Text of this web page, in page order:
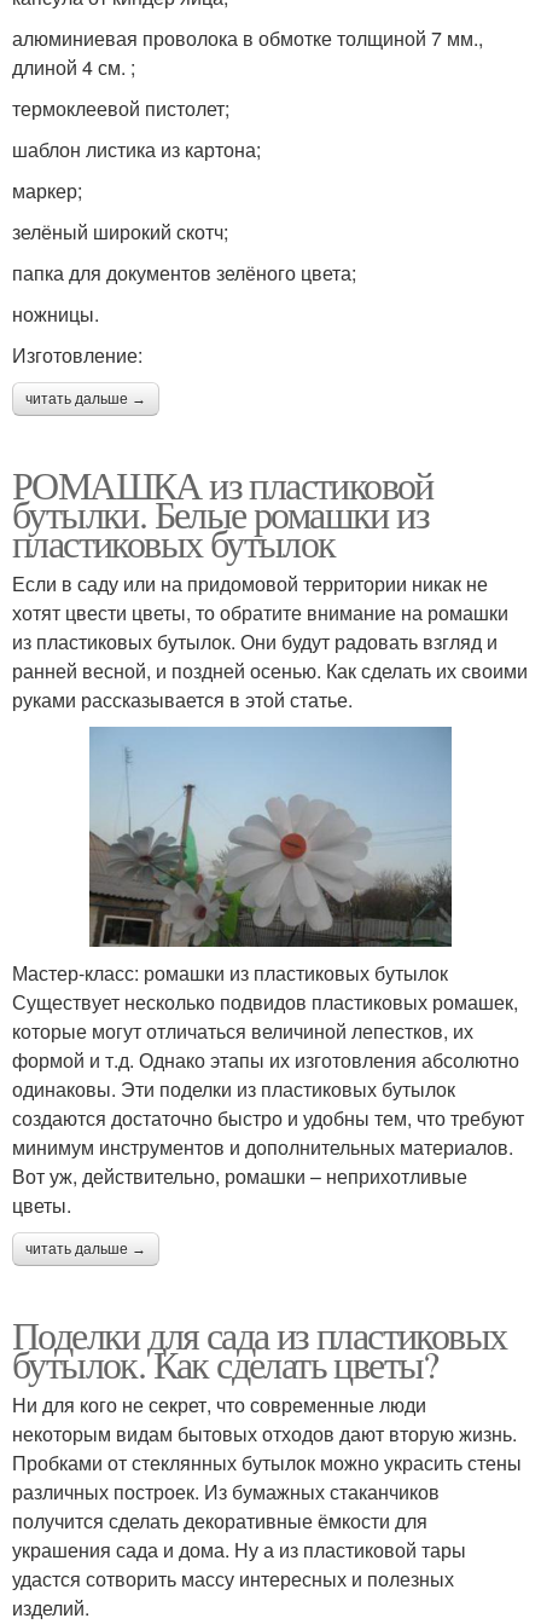
алюминиевая проволока в обмотке толщиной 7 мм.,
длиной 4 см. ;
термоклеевой пистолет;
шаблон листика из картона;
маркер;
зелёный широкий скотч;
папка для документов зелёного цвета;
ножницы.
Изготовление:
читать дальше →
РОМАШКА из пластиковой
бутылки. Белые ромашки из
пластиковых бутылок
Если в саду или на придомовой территории никак не
хотят цвести цветы, то обратите внимание на ромашки
из пластиковых бутылок. Они будут радовать взгляд и
ранней весной, и поздней осенью. Как сделать их своими
руками рассказывается в этой статье.
Мастер-класс: ромашки из пластиковых бутылок
Существует несколько подвидов пластиковых ромашек,
которые могут отличаться величиной лепестков, их
формой и т.д. Однако этапы их изготовления абсолютно
одинаковы. Эти поделки из пластиковых бутылок
создаются достаточно быстро и удобны тем, что требуют
минимум инструментов и дополнительных материалов.
Вот уж, действительно, ромашки – неприхотливые
цветы.
читать дальше →
Поделки для сада из пластиковых
бутылок. Как сделать цветы?
Ни для кого не секрет, что современные люди
некоторым видам бытовых отходов дают вторую жизнь.
Пробками от стеклянных бутылок можно украсить стены
различных построек. Из бумажных стаканчиков
получится сделать декоративные ёмкости для
украшения сада и дома. Ну а из пластиковой тары
удастся сотворить массу интересных и полезных
изделий.